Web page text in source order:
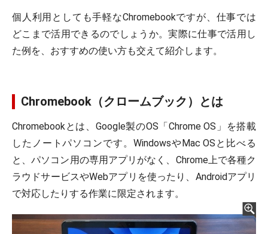
個人利用としても手軽なChromebookですが、仕事では
どこまで活用できるのでしょうか。実際に仕事で活用し
た例を、おすすめの使い方も交えて紹介します。
Chromebook（クロームブック）とは
Chromebookとは、Google製のOS「Chrome OS」を搭載
したノートパソコンです。WindowsやMac OSと比べる
と、パソコン用の専用アプリがなく、Chrome上で各種ク
ラウドサービスやWebアプリを使ったり、Androidアプリ
で対応したりする作業に限定されます。